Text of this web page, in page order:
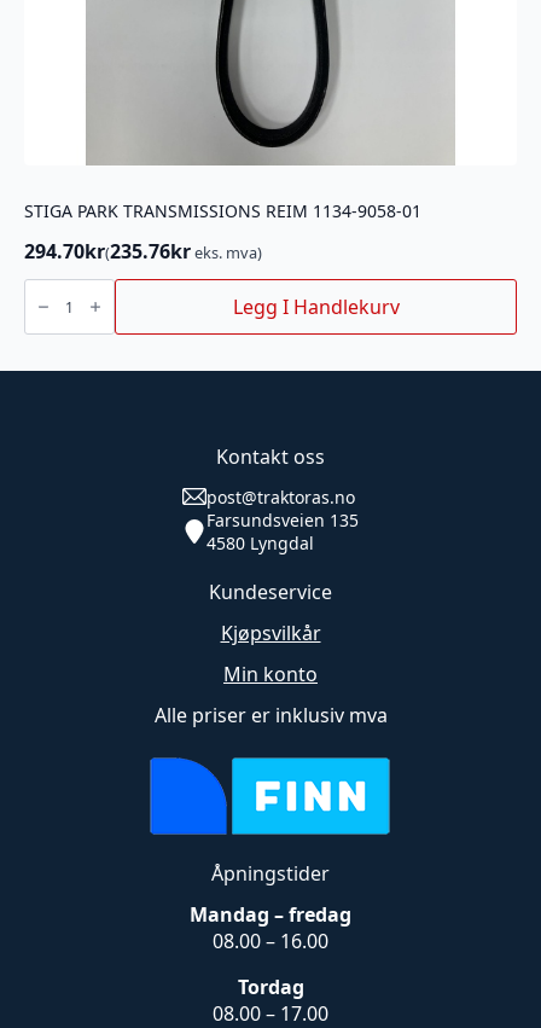
STIGA PARK TRANSMISSIONS REIM 1134-9058-01
294.70kr(235.76kreks. mva)
STIGA
TRANSMISSIONS
REIM
01
Legg I Handlekurv
Kontakt oss
post@traktoras.no
Farsundsveien 135
4580 Lyngdal
Kundeservice
Kjøpsvilkår
Min konto
Alle priser er inklusiv mva
Åpningstider
Mandag – fredag
08.00 – 16.00
Tordag
08.00 – 17.00